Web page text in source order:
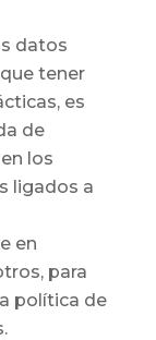
datos
tener
es
de
los
ligados a
en
para
política de